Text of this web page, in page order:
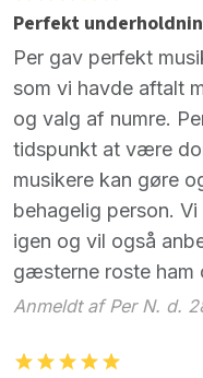
Perfekt
Per gav perfekt
som vi havde aftalt
og valg af numre.
tidspunkt at være
musikere kan gøre
behagelig person.
igen og vil også
gæsterne roste ham
Anmeldt af Per N. d.